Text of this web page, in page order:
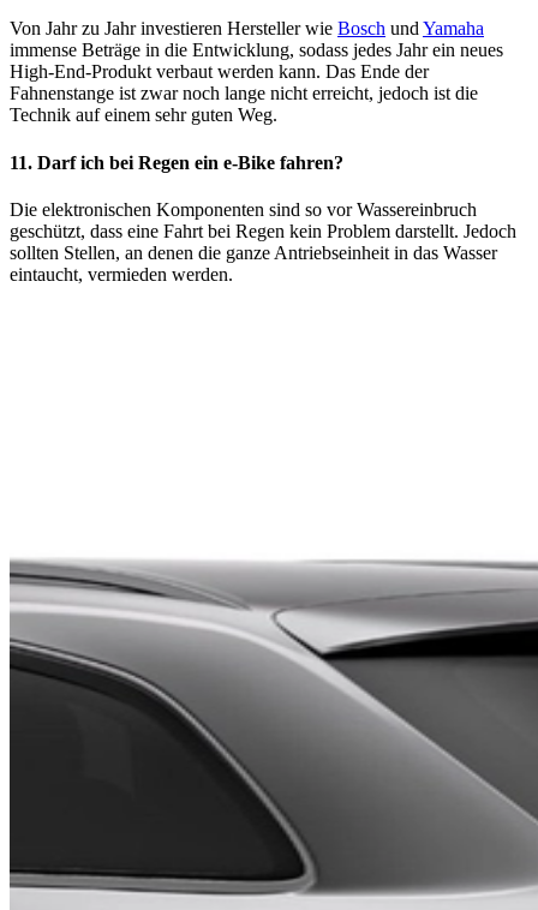
Von Jahr zu Jahr investieren Hersteller wie Bosch undYamaha
immense Beträge in die Entwicklung, sodass jedes Jahr ein neues
High-End-Produkt verbaut werden kann. Das Ende der
Fahnenstange ist zwar noch lange nicht erreicht, jedoch ist die
Technik auf einem sehr guten Weg.
11. Darf ich bei Regen ein e-Bike fahren?
Die elektronischen Komponenten sind so vor Wassereinbruch
geschützt, dass eine Fahrt bei Regen kein Problem darstellt. Jedoch
sollten Stellen, an denen die ganze Antriebseinheit in das Wasser
eintaucht, vermieden werden.